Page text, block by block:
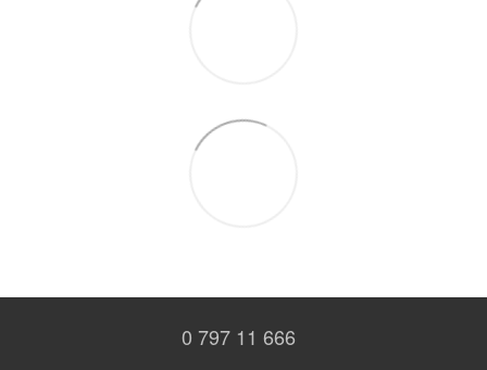
0 797 11 666